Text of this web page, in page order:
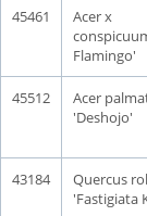
45461
Acer x
Flamingo'
45512
Acer
'Deshojo'
43184
Quercus
'Fastigiata